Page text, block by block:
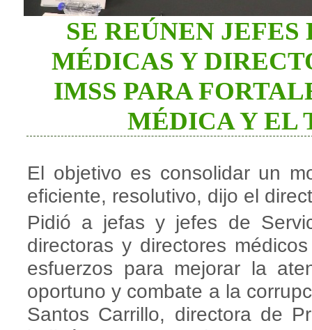
SE REÚNEN JEFES
MÉDICAS Y
IMSS PARA
MÉDICA Y EL
El objetivo es consolidar un
eficiente, resolutivo, dijo el
Pidió a jefas y jefes de
directoras y directores
esfuerzos para mejorar la
oportuno y combate a la
Santos Carrillo, directora de